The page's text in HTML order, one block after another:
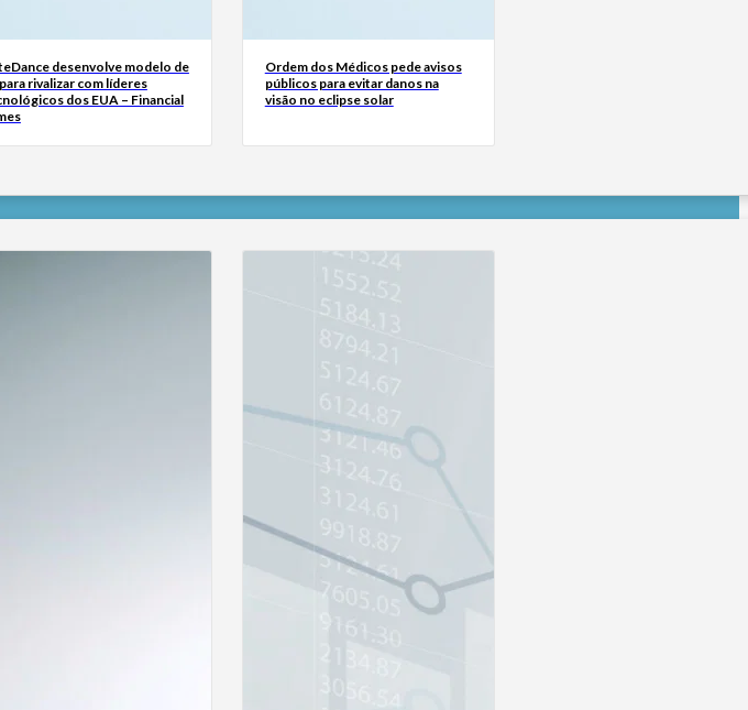
desenvolve modelo de
rivalizar com líderes
dos EUA – Financial
Ordem dos Médicos pede avisos
públicos para evitar danos na
visão no eclipse solar